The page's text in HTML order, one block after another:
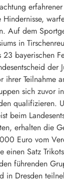
Hindernisse,
Auf dem
in
23 bayerischen
der
ihrer Teilnahme
sich zuvor
qualifizieren.
beim
erhalten die
Euro vom
einen Satz
führenden
in Dresden